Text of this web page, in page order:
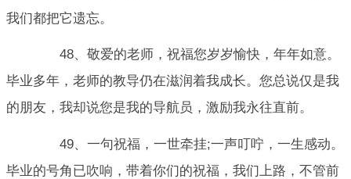
我们都把它遗忘。
48、敬爱的老师，祝福您岁岁愉快，年年如意。
毕业多年，老师的教导仍在滋润着我成长。您总说仅是我
的朋友，我却说您是我的导航员，激励我永往直前。
49、一句祝福，一世牵挂;一声叮咛，一生感动。
毕业的号角已吹响，带着你们的祝福，我们上路，不管前